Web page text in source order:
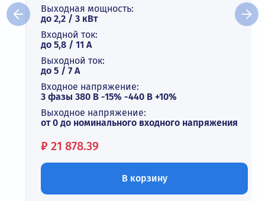
Выходная мощность:
до 2,2 / 3 кВт
Входной ток:
до 5,8 / 11 А
Выходной ток:
до 5 / 7 A
Входное напряжение:
3 фазы 380 В -15% -440 В +10%
Выходное напряжение:
от 0 до номинального входного напряжения
Цена:
₽ 21 878.39
В корзину